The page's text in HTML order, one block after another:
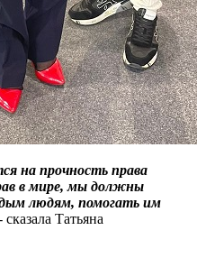
на прочность права
в мире, мы должны
людям, помогать им
сказала Татьяна